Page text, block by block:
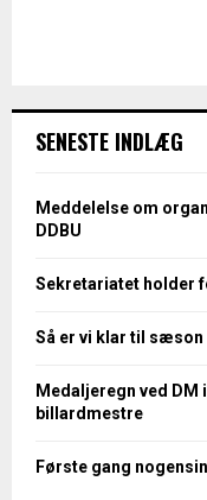
SENESTE INDLÆG
Meddelelse om
DDBU
Sekretariatet holder
Så er vi klar til sæson
Medaljeregn ved DM
billardmestre
Første gang